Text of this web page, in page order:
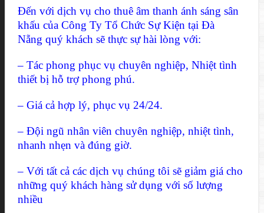
Đến với dịch vụ cho thuê âm thanh ánh sáng sân
khấu của Công Ty Tổ Chức Sự Kiện tại Đà
Nẵng quý khách sẽ thực sự hài lòng với:
– Tác phong phục vụ chuyên nghiệp, Nhiệt tình
thiết bị hỗ trợ phong phú.
– Giá cả hợp lý, phục vụ 24/24.
– Đội ngũ nhân viên chuyên nghiệp, nhiệt tình,
nhanh nhẹn và đúng giờ.
– Với tất cả các dịch vụ chúng tôi sẽ giảm giá cho
những quý khách hàng sử dụng với số lượng
nhiều